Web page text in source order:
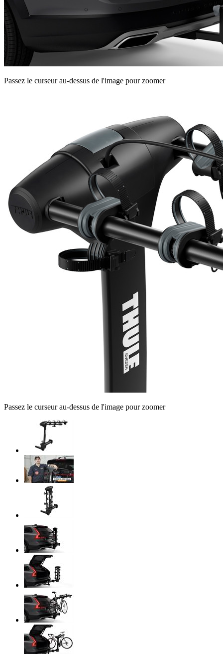
Passez le curseur au-dessus de l'image pour zoomer
Passez le curseur au-dessus de l'image pour zoomer